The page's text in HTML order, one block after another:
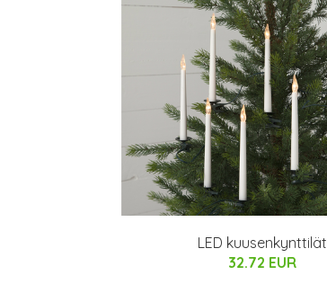
LED kuusenkynttilät
32.72 EUR